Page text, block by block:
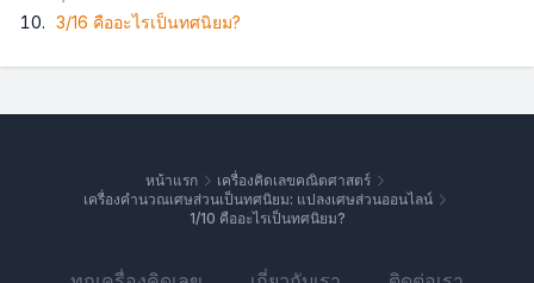
3/16 คืออะไรเป็นทศนิยม?
หน้าแรก
เครื่องคิดเลขคณิตศาสตร์
เครื่องคำนวณเศษส่วนเป็นทศนิยม: แปลงเศษส่วนออนไลน์
1/10 คืออะไรเป็นทศนิยม?